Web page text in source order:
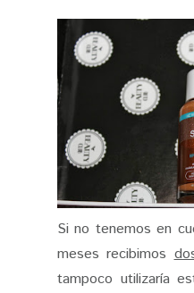
Si no tenemos en
meses recibimos
tampoco utilizaría